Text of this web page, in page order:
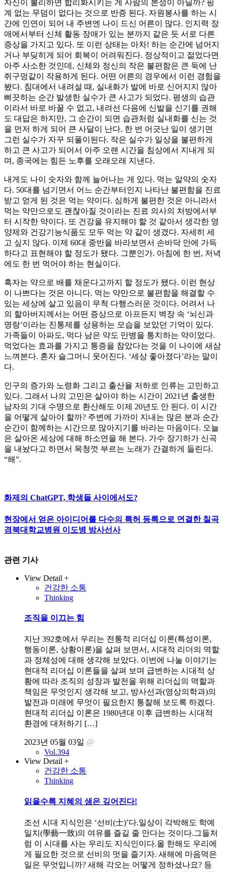
자신이 불리하면 합리화시키는 게 사람의 본성이 아닐까? 핑
계 없는 무덤이 없다는 것으로 반증 된다. 자원봉사를 하는 시
간에 인연이 되어 내 주변엔 나이 드신 어른이 많다. 인지력 장
애에서부터 신체 활동 장애가 있는 분까지 같은 듯 서로 다른
증상을 가지고 있다. 또 이런 상태는 아차! 하는 순간에 넘어지
거나 부딪히게 되어 회복이 어려워진다. 정상적이고 젊었다면
아주 사소한 것인데, 신체와 정신의 작은 불편함은 큰 둑에 난
쥐구멍같이 작용하게 된다. 어떤 어른의 경우에서 이런 경험을
봤다. 침대에서 내려설 때, 실내화가 발에 바로 신어지지 않아
삐끗하는 순간 발생한 실수가 큰 사고가 되었다. 평생의 습관
이라서 바로 바꿀 수 없고, 내려선 다음에 신발을 신기를 권해
도 대답은 하지만, 그 순간이 되면 습관처럼 실내화를 신는 것
을 먼저 하게 되어 큰 사달이 난다. 한 번 어긋난 일이 생기면
그런 실수가 자꾸 되풀이된다. 작은 실수가 일상을 불편하게
하고 큰 사고가 되어서 아주 오랜 시간을 침상에서 지내게 되
며, 종국에는 힘든 노후를 오래오래 지낸다.
내게도 나이 숫자와 함께 늘어나는 게 있다. 먹는 알약의 숫자
다. 50대를 넘기면서 어느 순간부터인지 나타난 불편함을 진료
받고 얻게 된 것은 먹는 약이다. 심하게 불편한 것은 아니라서
먹는 약만으로도 괜찮아질 것이라는 진료 의사의 처방에서부
터 시작한 약이다. 또 건강을 유지해야 할 것 같아서 생각한 영
양제와 건강기능식품도 모두 먹는 약 같이 생겼다. 자세히 세
고 싶지 않다. 이제 60대 중반을 바라보면서 손바닥 안에 가득
하다고 표현해야 할 정도가 됐다. 그뿐인가. 아침에 한 번, 저녁
에도 한 번 먹어야 하는 현실이다.
혹자는 약으로 배를 채운다고까지 할 정도가 됐다. 이런 현상
이 나쁘다는 것은 아니다. 먹는 약만으로 불편함을 해결할 수
있는 세상에 살고 있음이 무척 다행스러운 것이다. 어려서 나
의 할아버지께서는 어떤 증상으로 아프든지 벽장 속 ‘뇌신과
명랑’이라는 진통제를 상용하는 모습을 보았던 기억이 있다.
가족들이 아파도, 먹다 남은 약도 만병을 통치하는 약이었다.
먹었다는 효과를 가지고 통증을 참았다는 것을 이 나이에 새삼
느껴본다. 혼자 슬그머니 웃어진다. ‘세상 좋아졌다’라는 말이
다.
인구의 증가와 노령화 그리고 출산율 저하로 인류는 고민하고
있다. 그래서 나의 고민은 살아야 하는 시간이 2021년 출생한
남자의 기대 수명으로 환산해도 이제 20년도 안 된다. 이 시간
을 어떻게 살아야 할까? 주변에 가까이 지내는 많은 분과 순간
순간이 함께하는 시간으로 많아지기를 바라는 마음이다. 오늘
은 살아온 세상에 대해 하소연을 해 본다. 가수 장기하가 신곡
을 내놨다고 하면서 목청껏 부르는 노래가 간결하게 들린다.
“해”.
화제의 ChatGPT, 학생들 사이에서도?
현장에서 얻은 아이디어를 다수의 특허 등록으로 연결한 칠곡
경북대학교병원 이도병 방사선사
관련 기사
View Detail +
건강한 소통
Thinking
조직을 이끄는 힘
지난 392호에서 우리는 전통적 리더십 이론(특성이론,
행동이론, 상황이론)을 살펴 보면서, 시대적 리더의 역할
과 정체성에 대해 생각해 보았다. 이번에 나눌 이야기는
현대적 리더십 이론들을 살펴 보며 급변하는 시대적 상
황에 따라 조직의 성장과 발전을 위해 리더십의 역할과
책임은 무엇인지 생각해 보고, 방사선과(영상의학과)의
발전과 미래에 무엇이 필요한지 통찰해 보도록 하겠다.
현대적 리더십 이론은 1980년대 이후 급변하는 시대적
환경에 대처하기 […]
2023년 05월 03일 @
Vol.394
View Detail +
건강한 소통
Thinking
읽을수록 지혜의 샘은 깊어진다!
조선 시대 지식인은 ‘선비(士)ʼ다.일상이 각박해도 학예
일치(學藝一致)의 여유를 즐길 줄 안다는 것이다.그들처
럼 이 시대를 사는 우리도 지식인이다.올 한해도 우리에
게 필요한 것으로 선비의 멋을 즐기자. 새해에 마음먹은
일은 무엇입니까? 새해 각오는 어떻게 정하셨나요? 등